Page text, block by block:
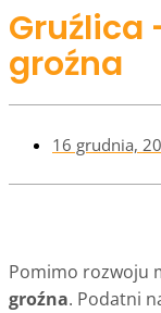
Gruźlica
groźna
16 grudnia,
Pomimo rozwoju
groźna. Podatni